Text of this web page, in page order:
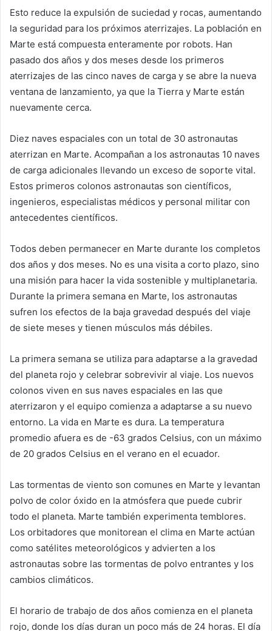
Esto reduce la expulsión de suciedad y rocas, aumentando
la seguridad para los próximos aterrizajes. La población en
Marte está compuesta enteramente por robots. Han
pasado dos años y dos meses desde los primeros
aterrizajes de las cinco naves de carga y se abre la nueva
ventana de lanzamiento, ya que la Tierra y Marte están
nuevamente cerca.
Diez naves espaciales con un total de 30 astronautas
aterrizan en Marte. Acompañan a los astronautas 10 naves
de carga adicionales llevando un exceso de soporte vital.
Estos primeros colonos astronautas son científicos,
ingenieros, especialistas médicos y personal militar con
antecedentes científicos.
Todos deben permanecer en Marte durante los completos
dos años y dos meses. No es una visita a corto plazo, sino
una misión para hacer la vida sostenible y multiplanetaria.
Durante la primera semana en Marte, los astronautas
sufren los efectos de la baja gravedad después del viaje
de siete meses y tienen músculos más débiles.
La primera semana se utiliza para adaptarse a la gravedad
del planeta rojo y celebrar sobrevivir al viaje. Los nuevos
colonos viven en sus naves espaciales en las que
aterrizaron y el equipo comienza a adaptarse a su nuevo
entorno. La vida en Marte es dura. La temperatura
promedio afuera es de -63 grados Celsius, con un máximo
de 20 grados Celsius en el verano en el ecuador.
Las tormentas de viento son comunes en Marte y levantan
polvo de color óxido en la atmósfera que puede cubrir
todo el planeta. Marte también experimenta temblores.
Los orbitadores que monitorean el clima en Marte actúan
como satélites meteorológicos y advierten a los
astronautas sobre las tormentas de polvo entrantes y los
cambios climáticos.
El horario de trabajo de dos años comienza en el planeta
rojo, donde los días duran un poco más de 24 horas. El día